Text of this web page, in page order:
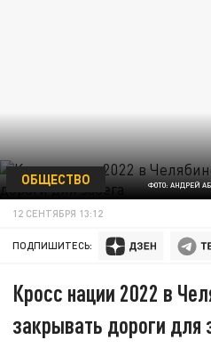
ФОТО: АНДРЕЙ
ОБЩЕСТВО
12 СЕНТЯБРЯ 13:12
ПОДПИШИТЕСЬ:
Кросс нации 2022 в
закрывать дороги для